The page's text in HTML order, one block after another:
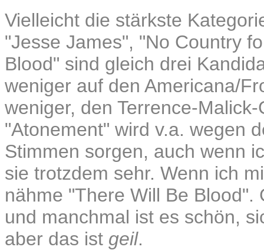
Vielleicht die stärkste
"Jesse James", "No Country
Blood" sind gleich drei
weniger auf den Americana/
weniger, den Terrence-
"Atonement" wird v.a. wegen
Stimmen sorgen, auch wenn
sie trotzdem sehr. Wenn ich
nähme "There Will Be
und manchmal ist es schön,
aber das ist geil.